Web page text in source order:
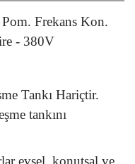
Frekans Kon.
- 380V
Tankı Hariçtir.
tankını
evsel, konutsal ve